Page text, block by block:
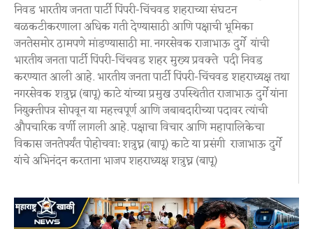
निवड भारतीय जनता पार्टी पिंपरी-चिंचवड शहराच्या संघटन
बळकटीकरणाला अधिक गती देण्यासाठी आणि पक्षाची भूमिका
जनतेसमोर ठामपणे मांडण्यासाठी मा. नगरसेवक राजाभाऊ दुर्गे यांची
भारतीय जनता पार्टी पिंपरी-चिंचवड शहर मुख्य प्रवक्ते पदी निवड
करण्यात आली आहे. भारतीय जनता पार्टी पिंपरी-चिंचवड शहराध्यक्ष तथा
नगरसेवक शत्रुघ्न (बापू) काटे यांच्या प्रमुख उपस्थितीत राजाभाऊ दुर्गे यांना
नियुक्तीपत्र सोपवून या महत्त्वपूर्ण आणि जबाबदारीच्या पदावर त्यांची
औपचारिक वर्णी लागली आहे. पक्षाचा विचार आणि महापालिकेचा
विकास जनतेपर्यंत पोहोचवा: शत्रुघ्न (बापू) काटे या प्रसंगी राजाभाऊ दुर्गे
यांचे अभिनंदन करताना भाजप शहराध्यक्ष शत्रुघ्न (बापू)